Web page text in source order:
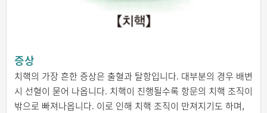
증상
치핵의 가장 흔한 증상은 출혈과 탈항입니다. 대부분의 경우 배변
시 선혈이 묻어 나옵니다. 치핵이 진행될수록 항문의 치핵 조직이
밖으로 빠져나옵니다. 이로 인해 치핵 조직이 만져지기도 하며,